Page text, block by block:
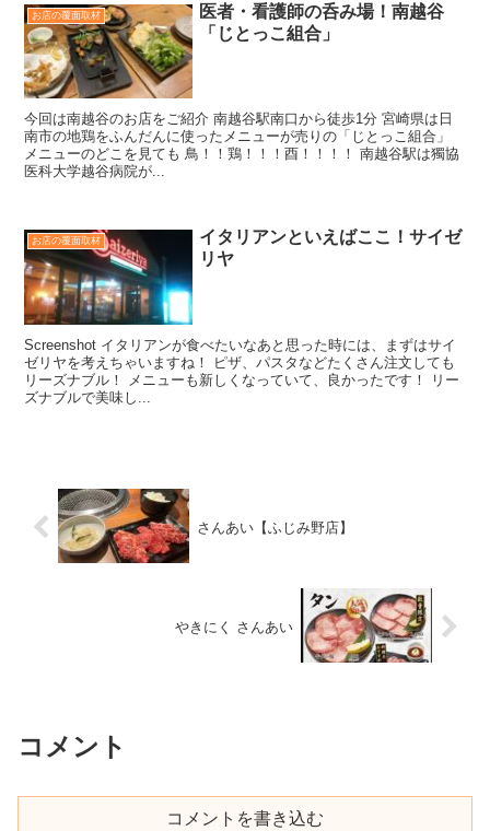
お店の覆面取材
医者・看護師の呑み場！南越谷
「じとっこ組合」
今回は南越谷のお店をご紹介 南越谷駅南口から徒歩1分 宮崎県は日
南市の地鶏をふんだんに使ったメニューが売りの「じとっこ組合」
メニューのどこを見ても 鳥！！鶏！！！酉！！！！ 南越谷駅は獨協
医科大学越谷病院が...
お店の覆面取材
イタリアンといえばここ！サイゼ
リヤ
Screenshot イタリアンが食べたいなあと思った時には、まずはサイ
ゼリヤを考えちゃいますね！ ピザ、パスタなどたくさん注文しても
リーズナブル！ メニューも新しくなっていて、良かったです！ リー
ズナブルで美味し...
さんあい【ふじみ野店】
やきにく さんあい
コメント
コメントを書き込む